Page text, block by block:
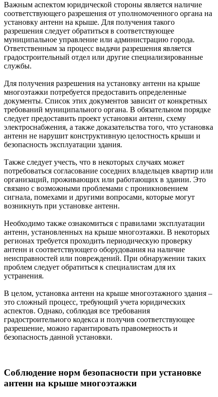
Важным аспектом юридической стороны является наличие
соответствующего разрешения от уполномоченного органа на
установку антенн на крыше. Для получения такого
разрешения следует обратиться в соответствующее
муниципальное управление или администрацию города.
Ответственным за процесс выдачи разрешения является
градостроительный отдел или другие специализированные
службы.
Для получения разрешения на установку антенн на крыше
многоэтажки потребуется предоставить определенные
документы. Список этих документов зависит от конкретных
требований муниципального органа. В обязательном порядке
следует предоставить проект установки антенн, схему
электроснабжения, а также доказательства того, что установка
антенн не нарушит конструктивную целостность крыши и
безопасность эксплуатации здания.
Также следует учесть, что в некоторых случаях может
потребоваться согласование соседних владельцев квартир или
организаций, проживающих или работающих в здании. Это
связано с возможными проблемами с проникновением
сигнала, помехами и другими вопросами, которые могут
возникнуть при установке антенн.
Необходимо также ознакомиться с правилами эксплуатации
антенн, установленных на крыше многоэтажки. В некоторых
регионах требуется проходить периодическую проверку
антенн и соответствующего оборудования на наличие
неисправностей или повреждений. При обнаружении таких
проблем следует обратиться к специалистам для их
устранения.
В целом, установка антенн на крыше многоэтажного здания –
это сложный процесс, требующий учета юридических
аспектов. Однако, соблюдая все требования
градостроительного кодекса и получив соответствующее
разрешение, можно гарантировать правомерность и
безопасность данной установки.
Соблюдение норм безопасности при установке
антенн на крыше многоэтажки